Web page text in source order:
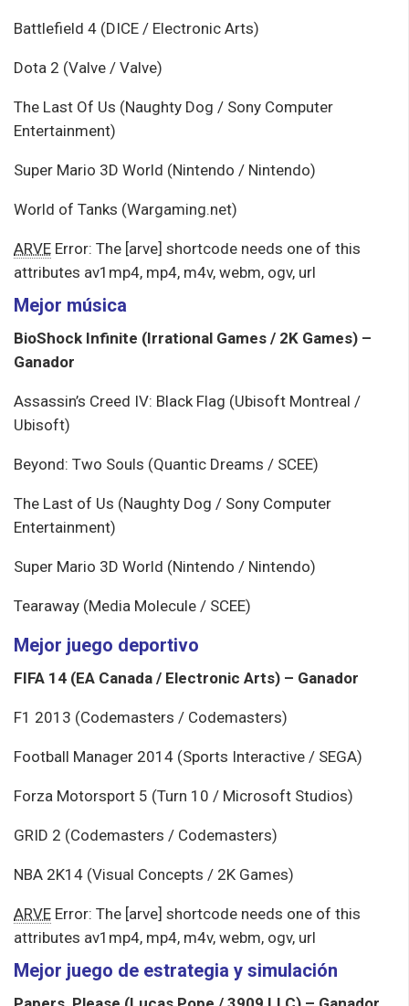
Battlefield 4 (DICE / Electronic Arts)
Dota 2 (Valve / Valve)
The Last Of Us (Naughty Dog / Sony Computer
Entertainment)
Super Mario 3D World (Nintendo / Nintendo)
World of Tanks (Wargaming.net)
ARVE Error: The [arve] shortcode needs one of this
attributes av1mp4, mp4, m4v, webm, ogv, url
Mejor música
BioShock Infinite (Irrational Games / 2K Games) –
Ganador
Assassin’s Creed IV: Black Flag (Ubisoft Montreal /
Ubisoft)
Beyond: Two Souls (Quantic Dreams / SCEE)
The Last of Us (Naughty Dog / Sony Computer
Entertainment)
Super Mario 3D World (Nintendo / Nintendo)
Tearaway (Media Molecule / SCEE)
Mejor juego deportivo
FIFA 14 (EA Canada / Electronic Arts) – Ganador
F1 2013 (Codemasters / Codemasters)
Football Manager 2014 (Sports Interactive / SEGA)
Forza Motorsport 5 (Turn 10 / Microsoft Studios)
GRID 2 (Codemasters / Codemasters)
NBA 2K14 (Visual Concepts / 2K Games)
ARVE Error: The [arve] shortcode needs one of this
attributes av1mp4, mp4, m4v, webm, ogv, url
Mejor juego de estrategia y simulación